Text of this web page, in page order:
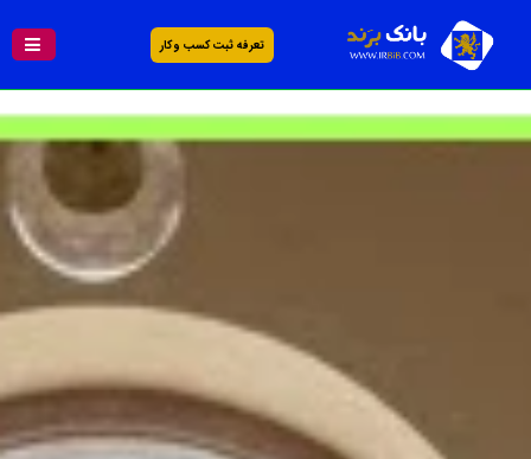
تعرفه ثبت کسب و کار